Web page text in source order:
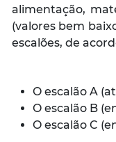
alimentação,
(valores bem
escalões, de
O escalão A
O escalão B
O escalão C